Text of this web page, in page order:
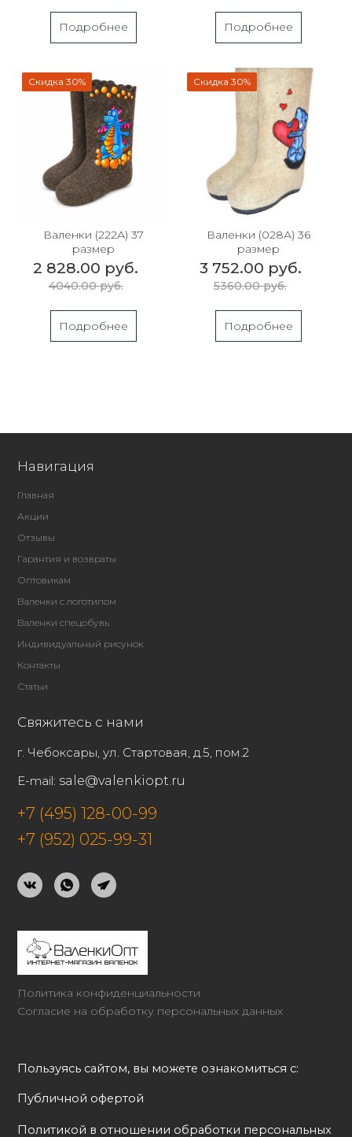
Подробнее Подробнее
Скидка 30%
Валенки (222А) 37
размер
2 828.00 руб.
4040.00 руб.
Подробнее
Скидка 30%
Валенки (028А) 36
размер
3 752.00 руб.
5360.00 руб.
Подробнее
Политика конфиденциальности
Согласие на обработку персональных данных
Пользуясь сайтом, вы можете ознакомиться с:
Публичной офертой
Политикой в отношении обработки персональных
Навигация
Главная
Акции
Отзывы
Гарантия и возвраты
Оптовикам
Валенки с логотипом
Валенки спецобувь
Индивидуальный рисунок
Контакты
Статьи
Свяжитесь с нами
г. Чебоксары, ул. Стартовая, д.5, пом.2
E-mail: sale@valenkiopt.ru
+7 (495) 128-00-99
+7 (952) 025-99-31